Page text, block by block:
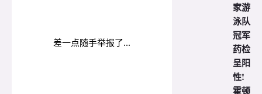
差一点随手举报了...
家游
泳队
冠军
药检
呈阳
性!
霍顿